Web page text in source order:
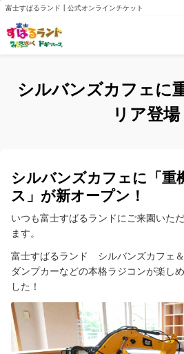
富士すばるランド┃公式オンラインチケット
お知らせ
ログイン/予約確認
シルバンズカフェに
リア登場
シルバンズカフェに「重
ス」が新オープン！
いつも富士すばるランドにご来園いた
ます。
富士すばるランド シルバンズカフェ
ダンプカーなどの本格ラジコンが楽し
した！